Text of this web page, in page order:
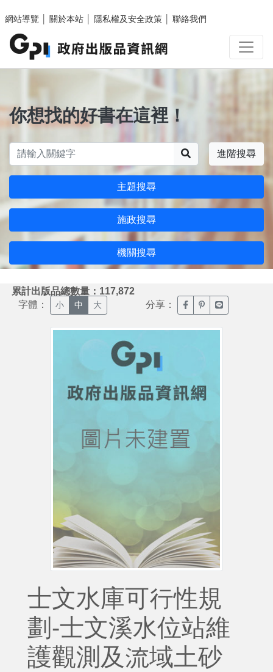
網站導覽
關於本站 隱私權及安全政策 聯絡我們
你想找的好書在這裡！
進階搜尋
主題搜尋
施政搜尋
機關搜尋
累計出版品總數量：117,872
字體： 小 中 大 分享： 臉書分享(另開新視窗)
噗浪分享(另開新
Line分享(另
士文水庫可行性規
劃-士文溪水位站維
護觀測及流域土砂